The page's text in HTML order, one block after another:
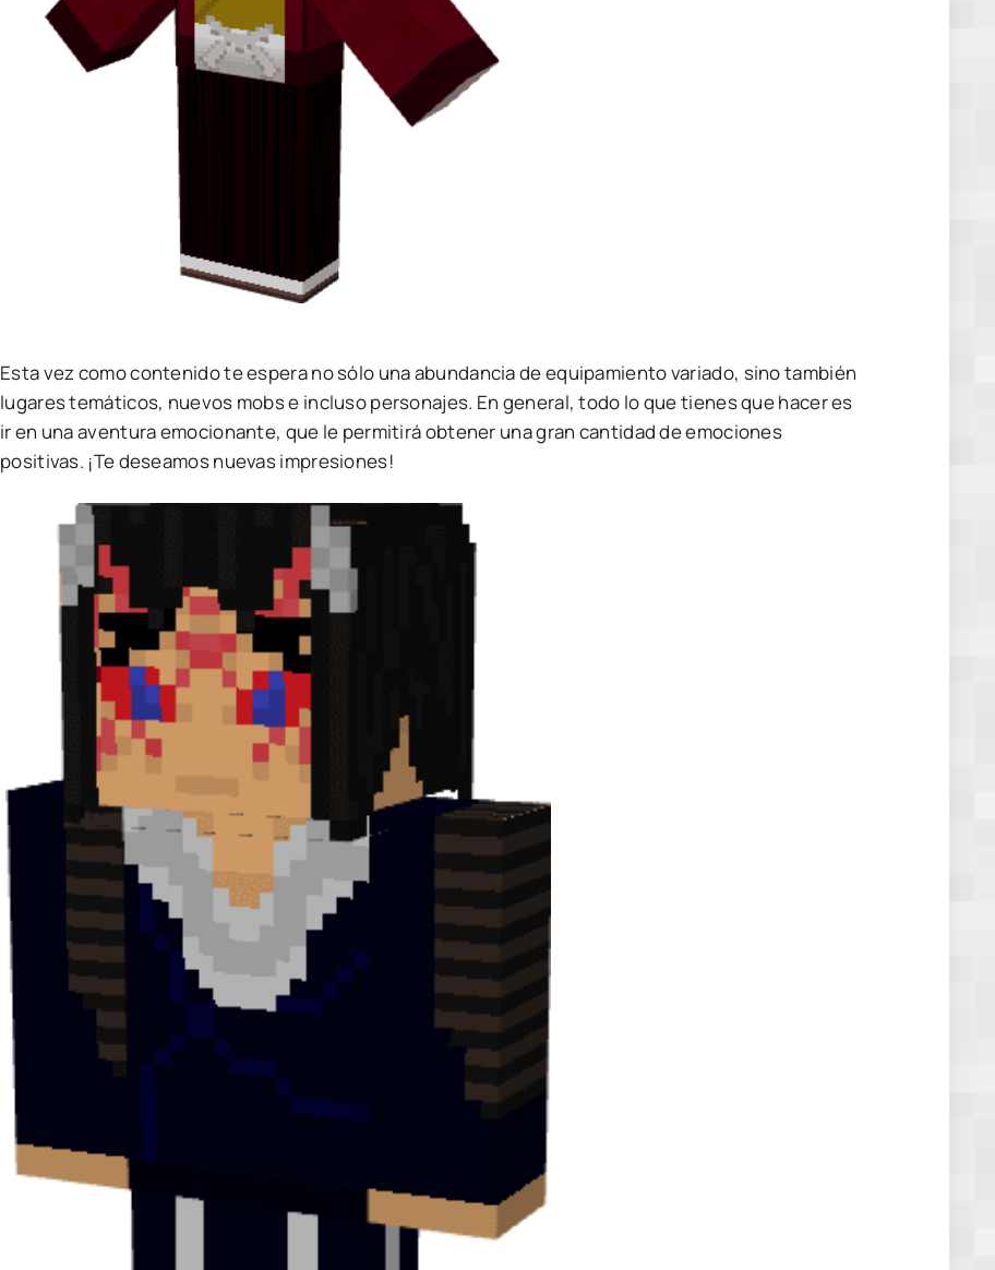
Esta vez como contenido te espera no sólo una abundancia de equipamiento variado, sino también
lugares temáticos, nuevos mobs e incluso personajes. En general, todo lo que tienes que hacer es
ir en una aventura emocionante, que le permitirá obtener una gran cantidad de emociones
positivas. ¡Te deseamos nuevas impresiones!